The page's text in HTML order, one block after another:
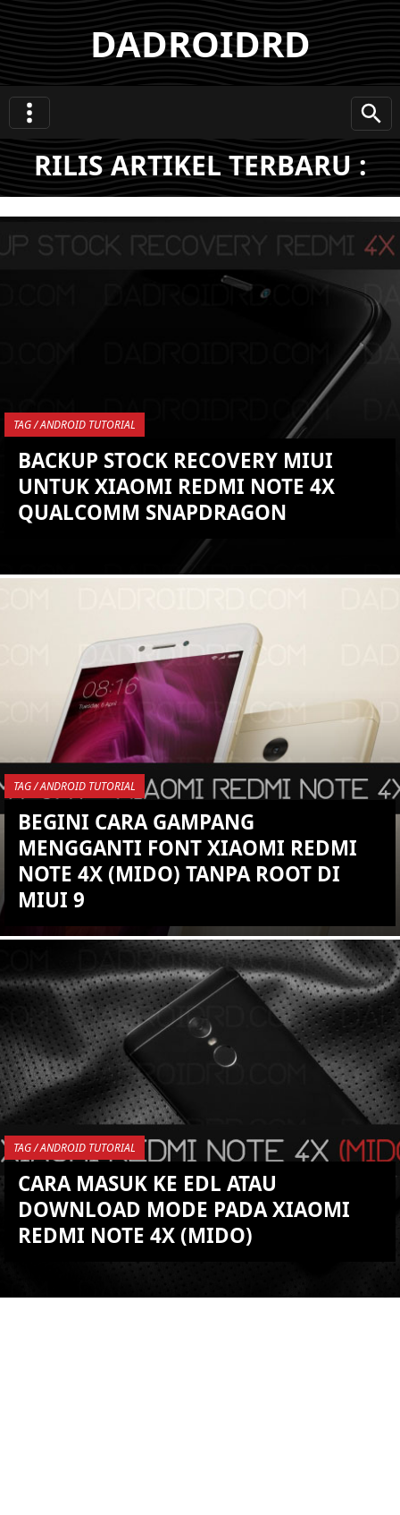
DADROIDRD
RILIS ARTIKEL TERBARU :
TAG / ANDROID TUTORIAL
BACKUP STOCK RECOVERY MIUI
UNTUK XIAOMI REDMI NOTE 4X
QUALCOMM SNAPDRAGON
YOU ARE VIEWING MOST
RECENT POST
TAG / ANDROID TUTORIAL
BEGINI CARA GAMPANG
MENGGANTI FONT XIAOMI REDMI
NOTE 4X (MIDO) TANPA ROOT DI
MIUI 9
KEMBALI KE ATAS
YOU ARE VIEWING MOST
RECENT POST
TAG / ANDROID TUTORIAL
CARA MASUK KE EDL ATAU
DOWNLOAD MODE PADA XIAOMI
REDMI NOTE 4X (MIDO)